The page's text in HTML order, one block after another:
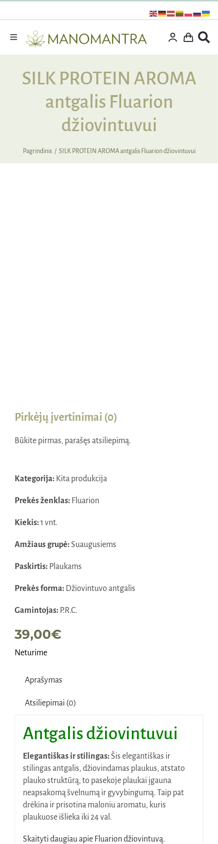
turinį
Toggle
Dovanos
Išpardavimas
Vitaminai ir maisto papildai
Supermaistas
SILK PROTEIN AROMA
antgalis Fluarion
džiovintuvui
Pagrindinis SILK PROTEIN AROMA antgalis Fluarion džiovintuvui
Pirkėjų įvertinimai (0)
Būkite pirmas, parašęs atsiliepimą.
Kategorija:Kita produkcija
Prekės ženklas:Fluarion
Kiekis:1 vnt.
Amžiaus grupė:Suaugusiems
Paskirtis:Plaukams
Prekės forma: Džiovintuvo antgalis
Gamintojas:P.R.C.
39,00€
Neturime
Aprašymas
Atsiliepimai (0)
Antgalis džiovintuvui
Elegantiškas ir stilingas:Šis elegantiškas ir
stilingas antgalis, džiovindamas plaukus, atstato
plauko struktūrą, to pasekoje plaukai įgauna
neapsakomą švelnumą ir gyvybingumą. Taip pat
drėkina ir prisotina maloniu aromatu, kuris
plaukuose išlieka iki 24 val.
Skaityti daugiau apie Fluarion džiovintuvą.